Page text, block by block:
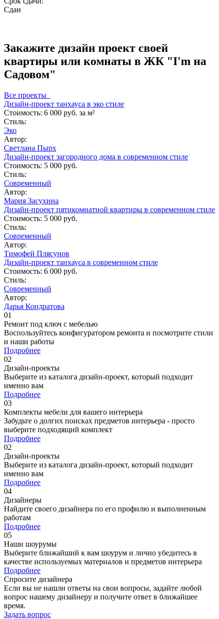
Сдан
Закажите дизайн проект своей
квартиры или комнаты в ЖК "I'm на
Садовом"
Все проекты
Дизайн-проект танхауса в эко стиле
Стоимость: 6 000 руб. за м²
Стиль:
Эко
Автор:
Светлана Пырх
Дизайн-проект загородного дома в современном стиле
Стоимость: 5 000 руб.
Стиль:
Современный
Автор:
Мария Засухина
Дизайн-проект пятикомнатной квартиры в современном стиле
Стоимость: 5 000 руб.
Стиль:
Современный
Автор:
Тимофей Плясунов
Дизайн-проект танхауса в современном стиле
Стоимость: 6 000 руб.
Стиль:
Современный
Автор:
Дарья Кондратова
01
Ремонт под ключ c мебелью
Воспользуйтесь конфигуратором ремонта и посмотрите стили
и наши работы
Подробнее
02
Дизайн-проекты
Выберите из каталога дизайн-проект, который подходит
именно вам
Подробнее
03
Комплекты мебели для вашего интерьера
Забудьте о долгих поисках предметов интерьера - просто
выберите подходящий комплект
Подробнее
02
Дизайн-проекты
Выберите из каталога дизайн-проект, который подходит
именно вам
Подробнее
04
Дизайнеры
Найдите своего дизайнера по его профилю и выполненным
работам
Подробнее
05
Наши шоурумы
Выберите ближайший к вам шоурум и лично убедитесь в
качестве используемых материалов и предметов интерьера
Подробнее
Спросите дизайнера
Если вы не нашли ответы на свои вопросы, задайте любой
вопрос нашему дизайнеру и получите ответ в ближайшее
время.
Задать вопрос